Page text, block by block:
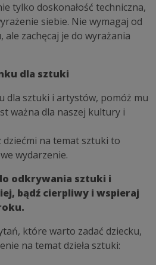
tylko doskonałość techniczna,
siebie. Nie wymagaj od
zachęcaj je do wyrażania
dla sztuki
dla sztuki i artystów, pomóż mu
ważna dla naszej kultury i
dziećmi na temat sztuki to
wydarzenie.
odkrywania sztuki i
bądź cierpliwy i wspieraj
które warto zadać dziecku,
na temat dzieła sztuki: